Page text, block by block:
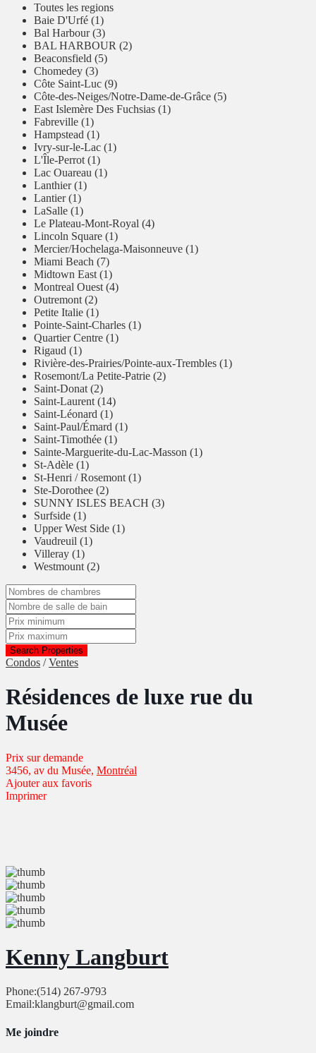
Toutes les regions
Baie D'Urfé (1)
Bal Harbour (3)
BAL HARBOUR (2)
Beaconsfield (5)
Chomedey (3)
Côte Saint-Luc (9)
Côte-des-Neiges/Notre-Dame-de-Grâce (5)
East Islemère Des Fuchsias (1)
Fabreville (1)
Hampstead (1)
Ivry-sur-le-Lac (1)
L'Île-Perrot (1)
Lac Ouareau (1)
Lanthier (1)
Lantier (1)
LaSalle (1)
Le Plateau-Mont-Royal (4)
Lincoln Square (1)
Mercier/Hochelaga-Maisonneuve (1)
Miami Beach (7)
Midtown East (1)
Montreal Ouest (4)
Outremont (2)
Petite Italie (1)
Pointe-Saint-Charles (1)
Quartier Centre (1)
Rigaud (1)
Rivière-des-Prairies/Pointe-aux-Trembles (1)
Rosemont/La Petite-Patrie (2)
Saint-Donat (2)
Saint-Laurent (14)
Saint-Léonard (1)
Saint-Paul/Émard (1)
Saint-Timothée (1)
Sainte-Marguerite-du-Lac-Masson (1)
St-Adèle (1)
St-Henri / Rosemont (1)
Ste-Dorothee (2)
SUNNY ISLES BEACH (3)
Surfside (1)
Upper West Side (1)
Vaudreuil (1)
Villeray (1)
Westmount (2)
Search Properties
Condos /Ventes
Résidences de luxe rue du
Musée
Prix ​​sur demande
3456, av du Musée, Montréal
Ajouter aux favoris
Imprimer
Kenny Langburt
Phone:(514) 267-9793
Email:klangburt@gmail.com
Me joindre